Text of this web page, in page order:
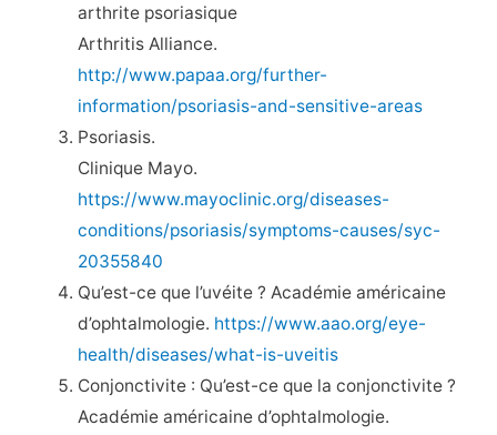
arthrite psoriasique
Arthritis Alliance.
http://www.papaa.org/further-
information/psoriasis-and-sensitive-areas
Psoriasis.
Clinique Mayo.
https://www.mayoclinic.org/diseases-
conditions/psoriasis/symptoms-causes/syc-
20355840
Qu’est-ce que l’uvéite ? Académie américaine
d’ophtalmologie. https://www.aao.org/eye-
health/diseases/what-is-uveitis
Conjonctivite : Qu’est-ce que la conjonctivite ?
Académie américaine d’ophtalmologie.